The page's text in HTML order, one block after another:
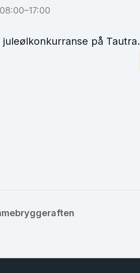
–17:00
på Tautra.